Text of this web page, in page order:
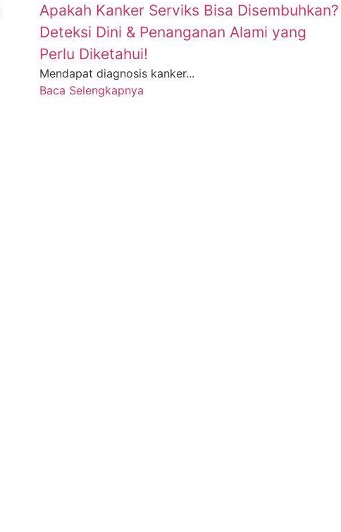
Apakah Kanker Serviks Bisa Disembuhkan?
Deteksi Dini & Penanganan Alami yang
Perlu Diketahui!
Mendapat diagnosis kanker...
Baca Selengkapnya